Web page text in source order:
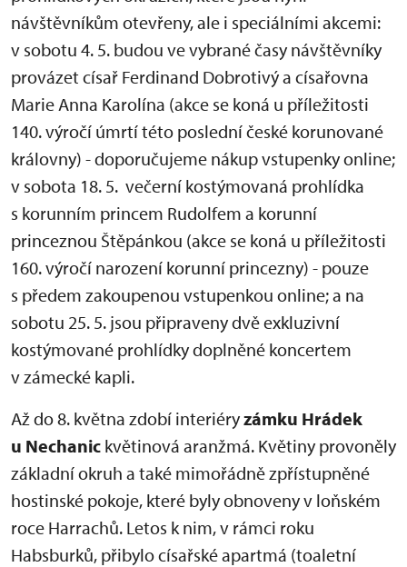
návštěvníkům otevřeny, ale i speciálními akcemi:
v sobotu 4. 5. budou ve vybrané časy návštěvníky
provázet císař Ferdinand Dobrotivý a císařovna
Marie Anna Karolína (akce se koná u příležitosti
140. výročí úmrtí této poslední české korunované
královny) - doporučujeme nákup vstupenky online;
v sobota 18. 5. večerní kostýmovaná prohlídka
s korunním princem Rudolfem a korunní
princeznou Štěpánkou (akce se koná u příležitosti
160. výročí narození korunní princezny) - pouze
s předem zakoupenou vstupenkou online; a na
sobotu 25. 5. jsou připraveny dvě exkluzivní
kostýmované prohlídky doplněné koncertem
v zámecké kapli.
Až do 8. května zdobí interiéryzámku Hrádek
u Nechanic květinová aranžmá. Květiny provoněly
základní okruh a také mimořádně zpřístupněné
hostinské pokoje, které byly obnoveny v loňském
roce Harrachů. Letos k nim, v rámci roku
Habsburků, přibylo císařské apartmá (toaletní